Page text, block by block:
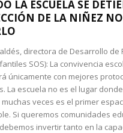
LA ESCUELA SE
DE LA NIÑEZ
directora de Desarrollo de
SOS): La convivencia
únicamente con mejores
La escuela no es el lugar
veces es el primer
Si queremos comunidades
invertir tanto en la